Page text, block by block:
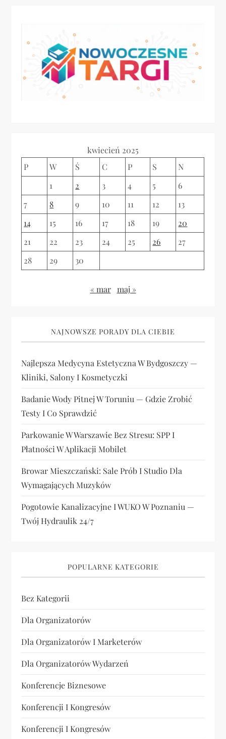
kwiecień 2025
P
W Ś C P S
N
1
2 3 4 5
6
7
8 9 10 11 12
13
14
15 16 17 18 19
20
21
22 23 24 25 26
27
28
29 30
« mar maj »
NAJNOWSZE PORADY DLA CIEBIE
Najlepsza Medycyna Estetyczna W Bydgoszczy —
Kliniki, Salony I Kosmetyczki
Badanie Wody Pitnej W Toruniu — Gdzie Zrobić
Testy I Co Sprawdzić
Parkowanie W Warszawie Bez Stresu: SPP I
Płatności W Aplikacji Mobilet
Browar Mieszczański: Sale Prób I Studio Dla
Wymagających Muzyków
Pogotowie Kanalizacyjne I WUKO W Poznaniu —
Twój Hydraulik 24/7
POPULARNE KATEGORIE
Bez Kategorii
Dla Organizatorów
Dla Organizatorów I Marketerów
Dla Organizatorów Wydarzeń
Konferencje Biznesowe
Konferencji I Kongresów
Konferencji I Kongresów